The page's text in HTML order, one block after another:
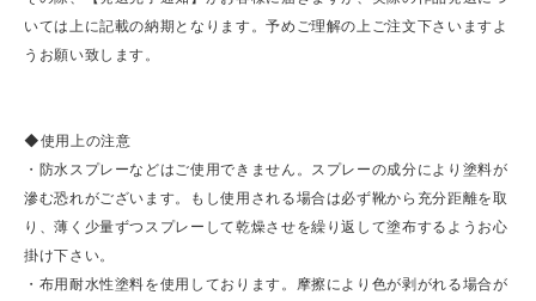
いては上に記載の納期となります。予めご理解の上ご注文下さいますよ
うお願い致します。
◆使用上の注意
・防水スプレーなどはご使用できません。スプレーの成分により塗料が
滲む恐れがございます。もし使用される場合は必ず靴から充分距離を取
り、薄く少量ずつスプレーして乾燥させを繰り返して塗布するようお心
掛け下さい。
・布用耐水性塗料を使用しております。摩擦により色が剥がれる場合が